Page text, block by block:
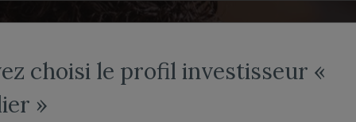
choisi le profil investisseur «
»